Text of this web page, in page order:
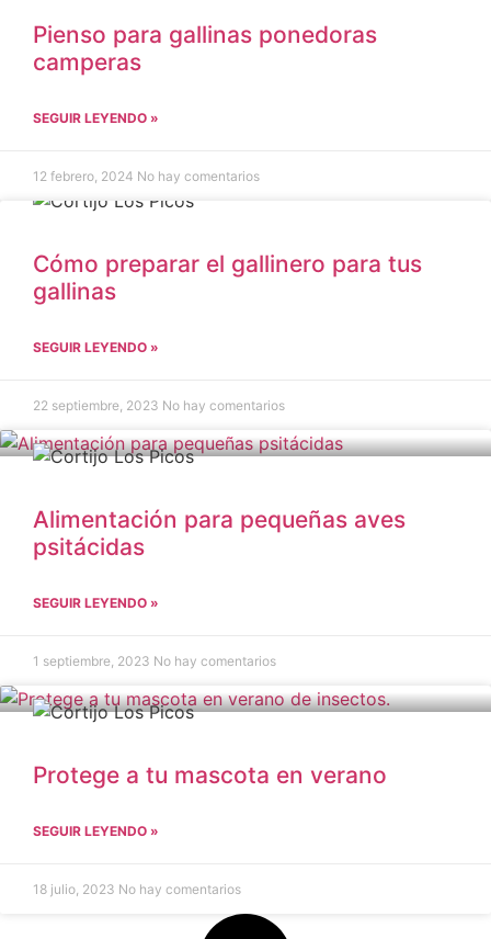
Pienso para gallinas ponedoras
camperas
SEGUIR LEYENDO »
12 febrero, 2024 No hay comentarios
Cómo preparar el gallinero para tus
gallinas
SEGUIR LEYENDO »
22 septiembre, 2023 No hay comentarios
Alimentación para pequeñas aves
psitácidas
SEGUIR LEYENDO »
1 septiembre, 2023 No hay comentarios
Protege a tu mascota en verano
SEGUIR LEYENDO »
18 julio, 2023 No hay comentarios